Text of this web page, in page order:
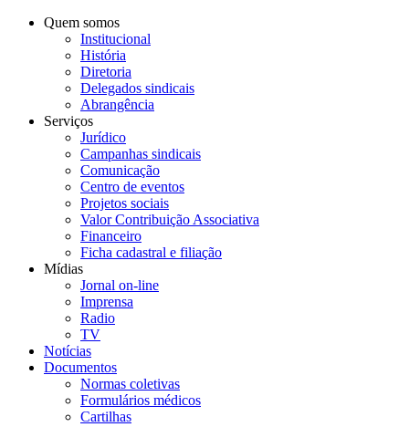
Quem somos
Institucional
História
Diretoria
Delegados sindicais
Abrangência
Serviços
Jurídico
Campanhas sindicais
Comunicação
Centro de eventos
Projetos sociais
Valor Contribuição Associativa
Financeiro
Ficha cadastral e filiação
Mídias
Jornal on-line
Imprensa
Radio
TV
Notícias
Documentos
Normas coletivas
Formulários médicos
Cartilhas